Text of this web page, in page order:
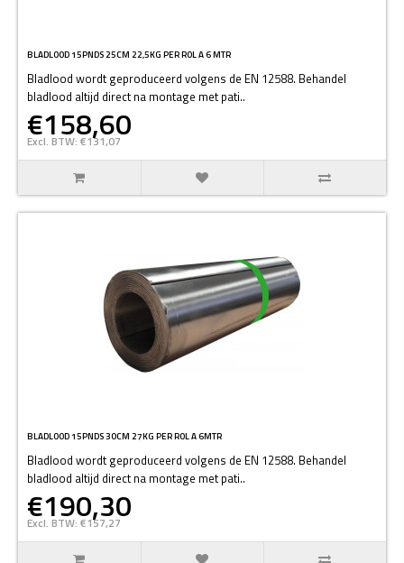
BLADLOOD 15PNDS 25CM 22,5KG PER ROL A 6 MTR
Bladlood wordt geproduceerd volgens de EN 12588. Behandel
bladlood altijd direct na montage met pati..
€158,60
Excl. BTW: €131,07
BLADLOOD 15PNDS 30CM 27KG PER ROL A 6MTR
Bladlood wordt geproduceerd volgens de EN 12588. Behandel
bladlood altijd direct na montage met pati..
€190,30
Excl. BTW: €157,27